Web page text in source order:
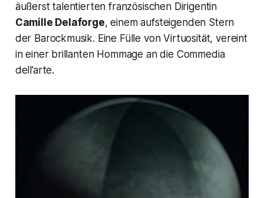
äußerst talentierten französischen Dirigentin
Camille Delaforge, einem aufsteigenden Stern
der Barockmusik. Eine Fülle von Virtuosität, vereint
in einer brillanten Hommage an die Commedia
dell’arte.